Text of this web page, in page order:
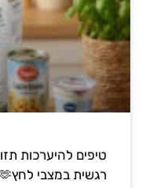
טיפים להיערכות
רגשית במצבי לחץ🫶